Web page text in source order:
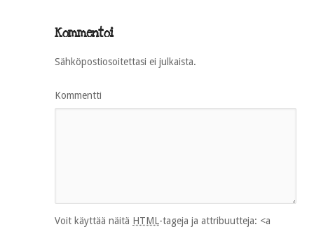
Kommentoi
Sähköpostiosoitettasi ei julkaista.
Kommentti
Voit käyttää näitä HTML-tageja ja attribuutteja: <a